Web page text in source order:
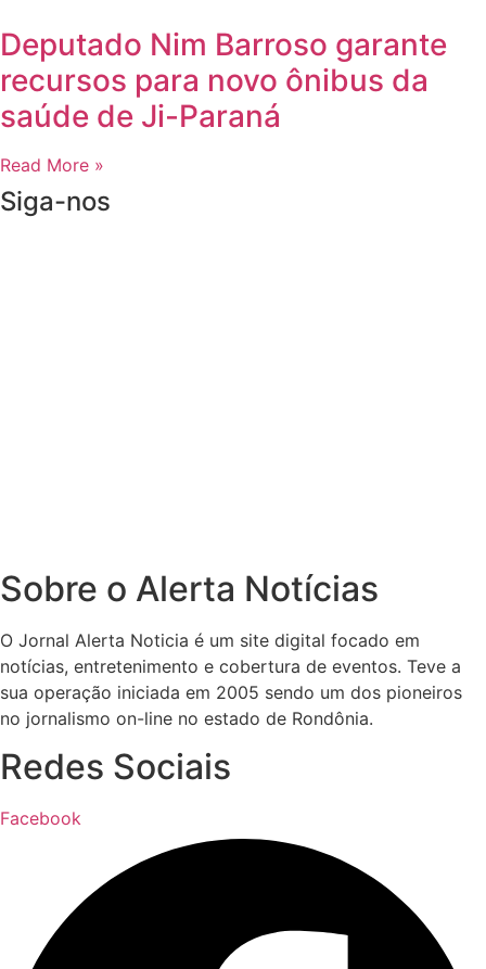
Deputado Nim Barroso garante
recursos para novo ônibus da
saúde de Ji-Paraná
Read More »
Siga-nos
Sobre o Alerta Notícias
O Jornal Alerta Noticia é um site digital focado em
notícias, entretenimento e cobertura de eventos. Teve a
sua operação iniciada em 2005 sendo um dos pioneiros
no jornalismo on-line no estado de Rondônia.
Redes Sociais
Facebook